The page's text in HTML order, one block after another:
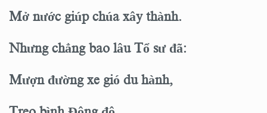
Mở nước giúp chúa xây thành.
Nhưng chẳng bao lâu Tổ sư đã:
Mượn đường xe gió du hành,